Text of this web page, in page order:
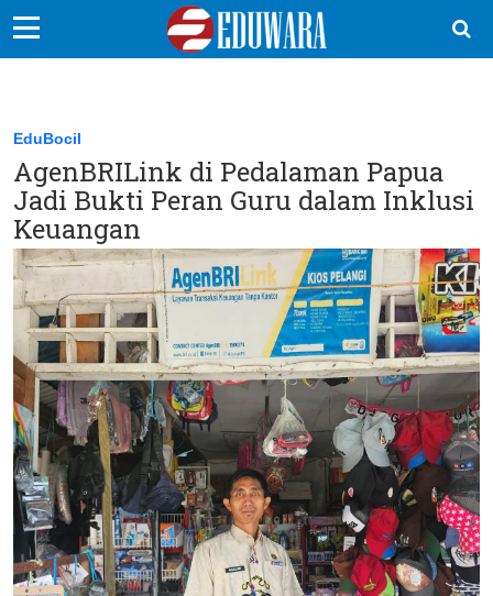
Sekolah Kita
Vokasi
Kampus
Idea
Sains
EduDana
Ikuti Kami di:
EduBocil
AgenBRILink di Pedalaman Papua
Jadi Bukti Peran Guru dalam Inklusi
Keuangan